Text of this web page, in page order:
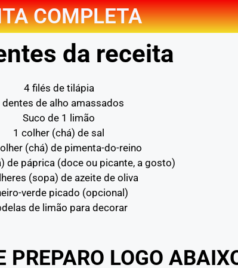
COMPLETA
da receita
4 filés de tilápia
dentes de alho amassados
Suco de 1 limão
1 colher (chá) de sal
(chá) de pimenta-do-reino
de páprica (doce ou picante, a gosto)
(sopa) de azeite de oliva
verde picado (opcional)
de limão para decorar
PREPARO LOGO